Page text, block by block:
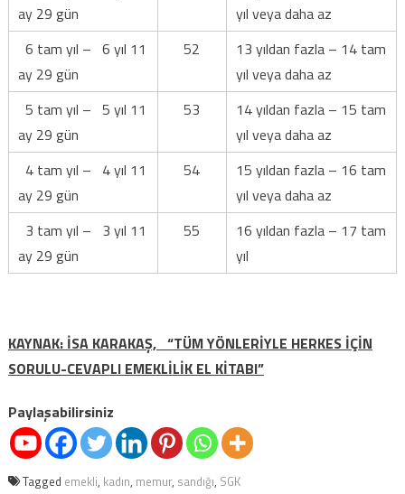
ay 29 gün
yıl veya daha az
6 tam yıl – 6 yıl 11
ay 29 gün
52
13 yıldan fazla – 14 tam
yıl veya daha az
5 tam yıl – 5 yıl 11
ay 29 gün
53
14 yıldan fazla – 15 tam
yıl veya daha az
4 tam yıl – 4 yıl 11
ay 29 gün
54
15 yıldan fazla – 16 tam
yıl veya daha az
3 tam yıl – 3 yıl 11
ay 29 gün
55
16 yıldan fazla – 17 tam
yıl
KAYNAK: İSA KARAKAŞ, “TÜM YÖNLERİYLE HERKES İÇİN
SORULU-CEVAPLI EMEKLİLİK EL KİTABI”
Paylaşabilirsiniz
Tagged emekli, kadın, memur, sandığı, SGK